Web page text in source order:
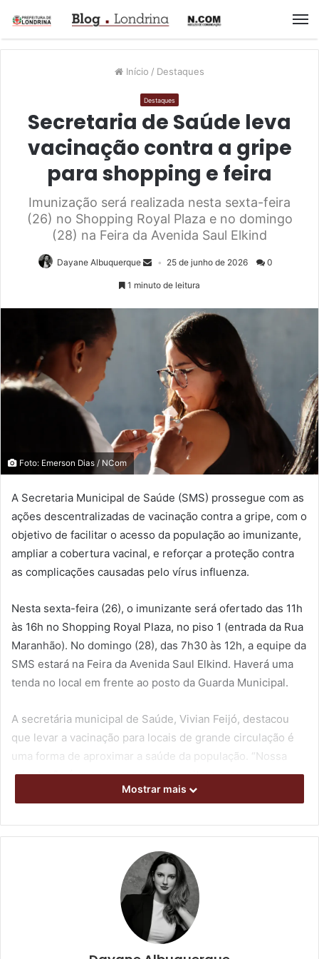
Início / Destaques
Destaques
Secretaria de Saúde leva
vacinação contra a gripe
para shopping e feira
Imunização será realizada nesta sexta-feira
(26) no Shopping Royal Plaza e no domingo
(28) na Feira da Avenida Saul Elkind
Dayane Albuquerque 25 de junho de 2026 0
1 minuto de leitura
Foto: Emerson Dias / NCom
A Secretaria Municipal de Saúde (SMS) prossegue com as
ações descentralizadas de vacinação contra a gripe, com o
objetivo de facilitar o acesso da população ao imunizante,
ampliar a cobertura vacinal, e reforçar a proteção contra
as complicações causadas pelo vírus influenza.
Nesta sexta-feira (26), o imunizante será ofertado das 11h
às 16h no Shopping Royal Plaza, no piso 1 (entrada da Rua
Maranhão). No domingo (28), das 7h30 às 12h, a equipe da
SMS estará na Feira da Avenida Saul Elkind. Haverá uma
tenda no local em frente ao posto da Guarda Municipal.
A secretária municipal de Saúde, Vivian Feijó, destacou
que levar a vacinação para locais de grande circulação é
uma forma de aproximar a saúde da população. “Nossa
orientação é que as pessoas aproveitem essa
oportunidade para conferir a carteira de vacinação e
Mostrar mais